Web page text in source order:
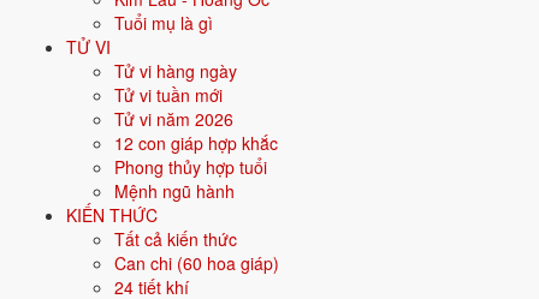
Tuổi mụ là gì
TỬ VI
Tử vi hàng ngày
Tử vi tuần mới
Tử vi năm 2026
12 con giáp hợp khắc
Phong thủy hợp tuổi
Mệnh ngũ hành
KIẾN THỨC
Tất cả kiến thức
Can chi (60 hoa giáp)
24 tiết khí
Can chi
Dậu - Con Gà
Kiếm Phong Kim
Mệnh ngũ hành ⚒️Kim
Trắng